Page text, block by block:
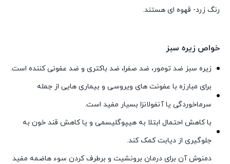
رنگ زرد- قهوه ای هستند.
خواص زیره سبز
زیره سبز ضد تومور، ضد صفرا، ضد باکتری و ضد عفونی کننده است.
برای مبارزه با عفونت های ویروسی و بیماری هایی از جمله
سرماخوردگی یا آنفولانزا بسیار مفید است.
با کاهش احتمال ابتلا به هیپوگلیسمی و یا کاهش قند خون به
جلوگیری از دیابت کمک کند.
دمنوش آن برای درمان برونشیت و برطرف کردن سوء هاضمه مفید